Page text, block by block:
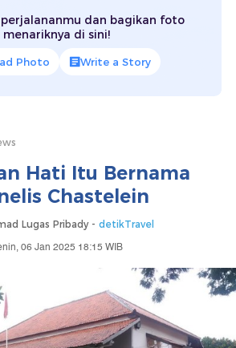
dan bagikan foto
menariknya di sini!
Photo Write a Story
Hati Itu Bernama
Chastelein
Lugas Pribady - detikTravel
06 Jan 2025 18:15 WIB